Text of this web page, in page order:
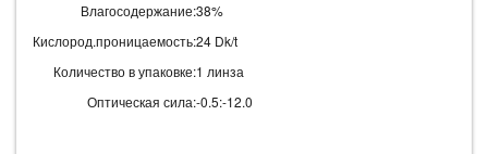
Влагосодержание:
Кислород.проницаемость:
38%
24 Dk/t
Количество в упаковке:1 линза
Оптическая сила:-0.5:-12.0